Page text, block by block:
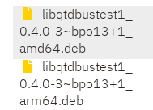
libqtdbustest1_
0.4.0-3~bpo13+1_
amd64.deb
libqtdbustest1_
0.4.0-3~bpo13+1_
arm64.deb